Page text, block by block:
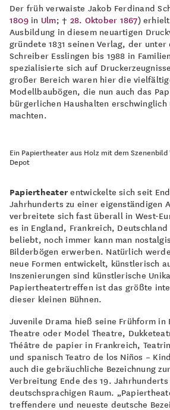
Der früh verwaiste Jakob Ferdinand
1809in Ulm; † 28. Oktober 1867)
Ausbildung in diesem neuartigen
gründete 1831 seinen Verlag, der unter
Schreiber Esslingen bis 1988 in
spezialisierte sich auf
großer Bereich waren hier die
Modellbaubögen, die nun auch das
bürgerlichen Haushalten erschwinglich
machten.
Ein Papiertheater aus Holz mit dem
Depot
Papiertheaterentwickelte sich seit
Jahrhunderts zu einer eigenständigen
verbreitete sich fast überall in West-
es in England, Frankreich,
beliebt, noch immer kann man
Bilderbögen erwerben. Natürlich
neue Formen entwickelt, künstlerisch
Inszenierungen sind künstlerische
Papiertheatertreffen ist das größte
dieser kleinen Bühnen.
Juvenile Drama hieß seine Frühform in
Theatre oder Model Theatre,
Théâtre de papier in Frankreich,
und spanisch Teatro de los Niños –
auch die gebräuchliche Bezeichnung
Verbreitung Ende des 19.
deutschsprachigen Raum.
treffendere und neueste deutsche